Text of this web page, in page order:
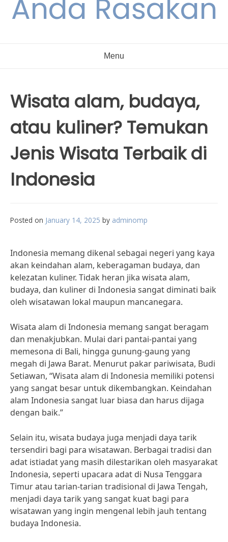
Anda Rasakan
Menu
Wisata alam, budaya,
atau kuliner? Temukan
Jenis Wisata Terbaik di
Indonesia
Posted on January 14, 2025 by adminomp
Indonesia memang dikenal sebagai negeri yang kaya
akan keindahan alam, keberagaman budaya, dan
kelezatan kuliner. Tidak heran jika wisata alam,
budaya, dan kuliner di Indonesia sangat diminati baik
oleh wisatawan lokal maupun mancanegara.
Wisata alam di Indonesia memang sangat beragam
dan menakjubkan. Mulai dari pantai-pantai yang
memesona di Bali, hingga gunung-gaung yang
megah di Jawa Barat. Menurut pakar pariwisata, Budi
Setiawan, “Wisata alam di Indonesia memiliki potensi
yang sangat besar untuk dikembangkan. Keindahan
alam Indonesia sangat luar biasa dan harus dijaga
dengan baik.”
Selain itu, wisata budaya juga menjadi daya tarik
tersendiri bagi para wisatawan. Berbagai tradisi dan
adat istiadat yang masih dilestarikan oleh masyarakat
Indonesia, seperti upacara adat di Nusa Tenggara
Timur atau tarian-tarian tradisional di Jawa Tengah,
menjadi daya tarik yang sangat kuat bagi para
wisatawan yang ingin mengenal lebih jauh tentang
budaya Indonesia.